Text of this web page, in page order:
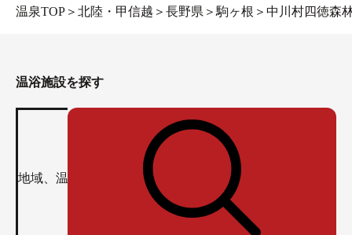
温泉TOP ＞ 北陸・甲信越 ＞ 長野県 ＞ 駒ヶ根 ＞ 中川村四徳森
温浴施設を探す